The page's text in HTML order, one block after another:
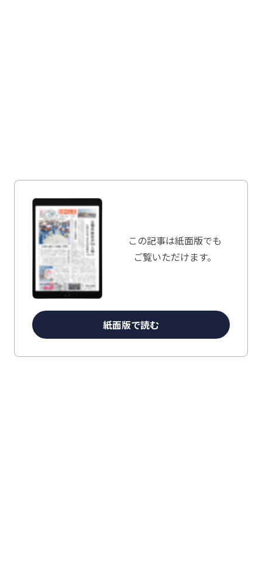
この記事は紙面版でも
ご覧いただけます。
紙面版で読む